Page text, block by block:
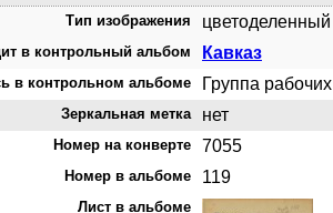
Тип изображения
в контрольный альбом Кавказ
в контрольном альбоме Группа
Зеркальная метка нет
Номер на конверте 7055
Номер в альбоме 119
Лист в альбоме